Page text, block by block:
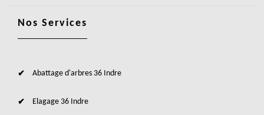
Nos Services
Abattage d'arbres 36 Indre
Elagage 36 Indre